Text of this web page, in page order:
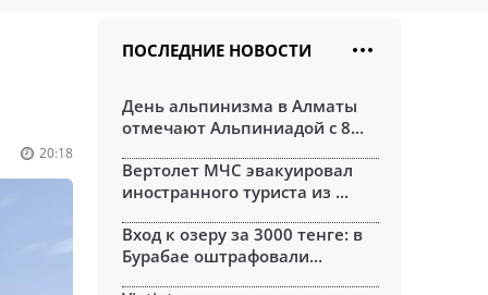
20:18
ПОСЛЕДНИЕ НОВОСТИ
День альпинизма в Алматы
отмечают Альпиниадой с 8...
Вертолет МЧС эвакуировал
иностранного туриста из ...
Вход к озеру за 3000 тенге: в
Бурабае оштрафовали...